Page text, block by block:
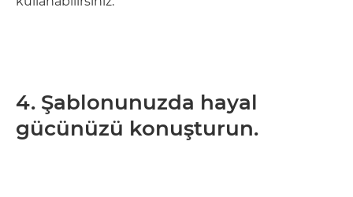
4. Şablonunuzda hayal
gücünüzü konuşturun.